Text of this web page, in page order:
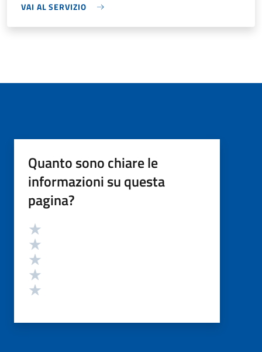
VAI AL SERVIZIO
Quanto sono chiare le
informazioni su questa
pagina?
Valutazione